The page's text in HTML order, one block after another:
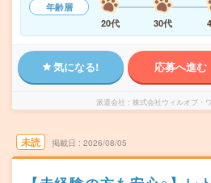
年齢層
20代
30代
気になる! 応募へ進む
派遣会社 株式会社ウィルオブ
未読 掲載日 2026/08/05